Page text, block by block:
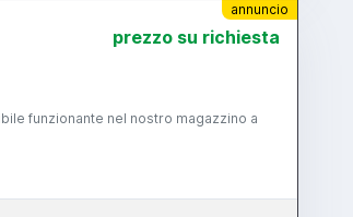
annuncio
prezzo su richiesta
funzionante nel nostro magazzino a